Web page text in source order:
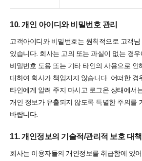
10. 개인 아이디와 비밀번호 관리
고객아이디와 비밀번호는 원칙적으로 고객
있습니다. 회사는 고의 또는 과실이 없는 경
비밀번호 도용 또는 기타 타인의 사용으로 인
대하여 회사가 책임지지 않습니다. 어떠한 경
타인에게 알려 주지 마시고 로그온 상태에서
개인 정보가 유출되지 않도록 특별한 주의를
바랍니다.
11. 개인정보의 기술적/관리적 보호 대책
회사는 이용자들의 개인정보를 취급함에 있